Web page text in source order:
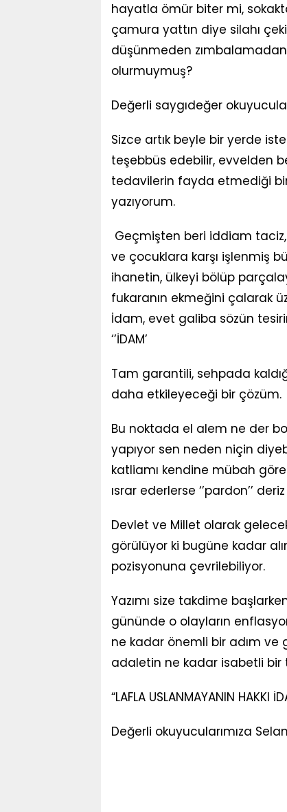
hayatla ömür biter mi,
çamura yattın diye silahı
düşünmeden
olurmuymuş?
Değerli saygıdeğer
Sizce artık beyle bir yerde
teşebbüs edebilir, evvelden
tedavilerin fayda etmediği
yazıyorum.
Geçmişten beri iddiam
ve çocuklara karşı işlenmiş
ihanetin, ülkeyi bölüp
fukaranın ekmeğini çalarak
İdam, evet galiba sözün
‘’İDAM’
Tam garantili, sehpada
daha etkileyeceği bir çözüm.
Bu noktada el alem ne der
yapıyor sen neden niçin
katliamı kendine mübah
ısrar ederlerse ‘’pardon’’
Devlet ve Millet olarak
görülüyor ki bugüne kadar
pozisyonuna çevrilebiliyor.
Yazımı size takdime
gününde o olayların
ne kadar önemli bir adım ve
adaletin ne kadar isabetli
“LAFLA USLANMAYANIN HAKKI
Değerli okuyucularımıza